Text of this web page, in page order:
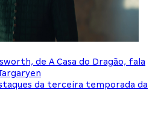
de A Casa do Dragão, fala
da terceira temporada da